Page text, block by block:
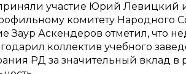
участие Юрий Левицкий
комитету
Заур Аскендеров отметил, что
коллектив учебного
РД за значительный вклад